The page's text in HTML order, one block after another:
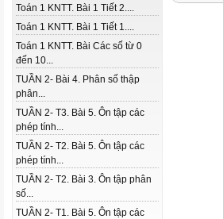
Toán 1 KNTT. Bài 1 Tiết 2....
Toán 1 KNTT. Bài 1 Tiết 1....
Toán 1 KNTT. Bài Các số từ 0
đến 10...
TUẦN 2- Bài 4. Phân số thập
phân...
TUẦN 2- T3. Bài 5. Ôn tập các
phép tính...
TUẦN 2- T2. Bài 5. Ôn tập các
phép tính...
TUẦN 2- T2. Bài 3. Ôn tập phân
số...
TUẦN 2- T1. Bài 5. Ôn tập các